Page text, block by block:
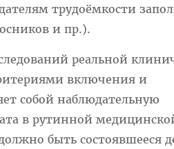
трудоёмкости
и пр.).
реальной
включения и
собой наблюдательную
в рутинной
быть состоявшееся